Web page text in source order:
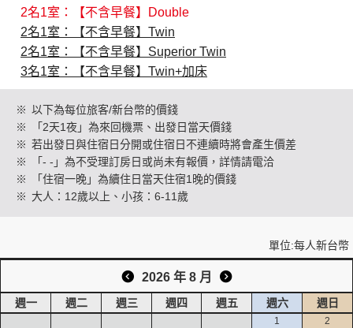
創造旅遊
2名1室：【不含早餐】Double
2名1室：【不含早餐】Twin
2名1室：【不含早餐】Superior Twin
3名1室：【不含早餐】Twin+加床
※ 以下為每位旅客/新台幣的價錢
※
「2天1夜」為來回機票、出發日當天價錢
※ 若出發日與住宿日分開或住宿日不連續時將會產生價差
※
「- -」為不受理訂房日或尚未有報價，詳情請電洽
※
「住宿一晚」為續住日當天住宿1晚的價錢
※ 大人：12歲以上、小孩：6-11歲
單位:每人新台幣
2026 年 8 月
週一 週二 週三 週四 週五 週六 週日
1 2